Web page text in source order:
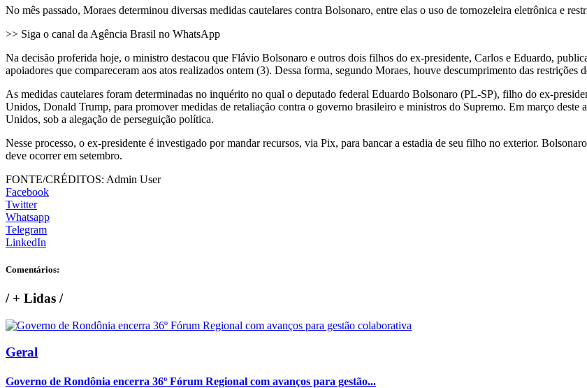
No mês passado, Moraes determinou diversas medidas cautelares contra Bolsonaro, entre elas o uso de tornozeleira eletrônica e
>> Siga o canal da Agência Brasil no WhatsApp
Na decisão proferida hoje, o ministro destacou que Flávio Bolsonaro e outros dois filhos do ex-presidente, Carlos e Eduardo,
apoiadores que compareceram aos atos realizados ontem (3). Dessa forma, segundo Moraes, houve descumprimento das restrições
As medidas cautelares foram determinadas no inquérito no qual o deputado federal Eduardo Bolsonaro (PL-SP), filho do ex-
Unidos, Donald Trump, para promover medidas de retaliação contra o governo brasileiro e ministros do Supremo. Em março
Unidos, sob a alegação de perseguição política.
Nesse processo, o ex-presidente é investigado por mandar recursos, via Pix, para bancar a estadia de seu filho no exterior.
deve ocorrer em setembro.
FONTE/CRÉDITOS: Admin User
Facebook
Twitter
Whatsapp
Telegram
LinkedIn
Comentários:
/+ Lidas /
Geral
Governo de Rondônia encerra 36º Fórum Regional com avanços para gestão...